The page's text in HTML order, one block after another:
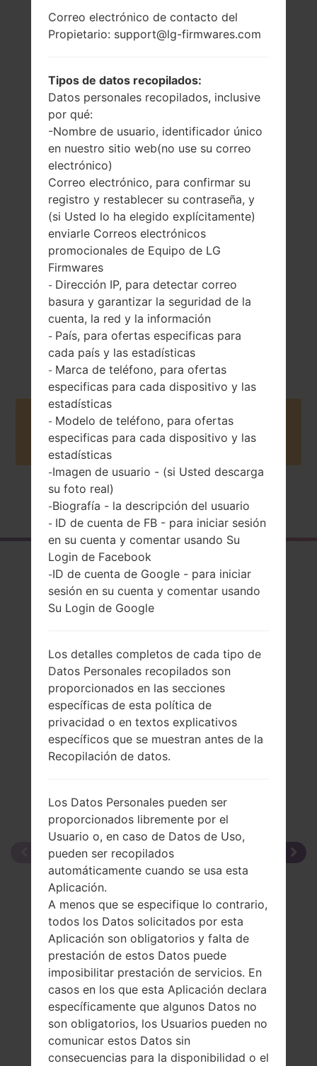
5.7 pulgadas
(~73.2% relación
(~258 densidad de
píxeles por
pulgada)
165.9 gramos (5.86
onzas)
Extraíble Li-Ion
3000 mAh
1.2 GHz Qualcomm
Snapdragon 410
Unknown
Mayo, 2015
Buy accessories on Amazon
Página principal →Serie →LG G Stylo →LGLS770
El resumen
LGLS770(LGLS770)
akaLG G Stylo
Comparar
Correo electrónico de contacto del
Propietario: support@lg-firmwares.com
Tipos de datos recopilados:
Datos personales recopilados, inclusive
por qué:
-Nombre de usuario, identificador único
en nuestro sitio web(no use su correo
electrónico)
Correo electrónico, para confirmar su
registro y restablecer su contraseña, y
(si Usted lo ha elegido explícitamente)
enviarle Correos electrónicos
promocionales de Equipo de LG
Firmwares
- Dirección IP, para detectar correo
basura y garantizar la seguridad de la
cuenta, la red y la información
- País, para ofertas especificas para
cada país y las estadísticas
- Marca de teléfono, para ofertas
especificas para cada dispositivo y las
estadísticas
- Modelo de teléfono, para ofertas
especificas para cada dispositivo y las
estadísticas
-Imagen de usuario - (si Usted descarga
su foto real)
-Biografía - la descripción del usuario
- ID de cuenta de FB - para iniciar sesión
en su cuenta y comentar usando Su
Login de Facebook
-ID de cuenta de Google - para iniciar
sesión en su cuenta y comentar usando
Su Login de Google
Los detalles completos de cada tipo de
Datos Personales recopilados son
proporcionados en las secciones
específicas de esta política de
privacidad o en textos explicativos
específicos que se muestran antes de la
Recopilación de datos.
Los Datos Personales pueden ser
proporcionados libremente por el
Usuario o, en caso de Datos de Uso,
pueden ser recopilados
automáticamente cuando se usa esta
Aplicación.
A menos que se especifique lo contrario,
todos los Datos solicitados por esta
Aplicación son obligatorios y falta de
prestación de estos Datos puede
imposibilitar prestación de servicios. En
casos en los que esta Aplicación declara
específicamente que algunos Datos no
son obligatorios, los Usuarios pueden no
comunicar estos Datos sin
consecuencias para la disponibilidad o el